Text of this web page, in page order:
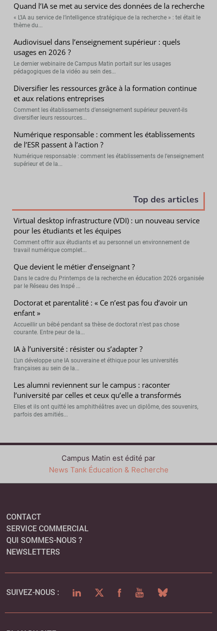
Quand l’IA se met au service des données de la recherche
« L’IA au service de l’intelligence stratégique de la recherche » : tel était le
thème du...
Audiovisuel dans l’enseignement supérieur : quels
usages en 2026 ?
Le dernier webinaire de Campus Matin portait sur les usages
pédagogiques de la vidéo au sein des...
Diversifier les ressources grâce à la formation continue
et aux relations entreprises
Comment les établissements d’enseignement supérieur peuvent-ils
diversifier leurs ressources...
Numérique responsable : comment les établissements
de l’ESR passent à l’action ?
Numérique responsable : comment les établissements de l’enseignement
supérieur et de la...
Top des articles
Virtual desktop infrastructure (VDI) : un nouveau service
pour les étudiants et les équipes
Comment offrir aux étudiants et au personnel un environnement de
travail numérique complet...
Que devient le métier d’enseignant ?
Dans le cadre du Printemps de la recherche en éducation 2026 organisée
par le Réseau des Inspé ...
Doctorat et parentalité : « Ce n’est pas fou d’avoir un
enfant »
Accueillir un bébé pendant sa thèse de doctorat n’est pas chose
courante. Entre peur de la...
IA à l’université : résister ou s’adapter ?
L’un développe une IA souveraine et éthique pour les universités
françaises au sein de la...
Les alumni reviennent sur le campus : raconter
l’université par celles et ceux qu’elle a transformés
Elles et ils ont quitté les amphithéâtres avec un diplôme, des souvenirs,
parfois des amitiés...
Campus Matin est édité par
News Tank Éducation & Recherche
CONTACT
SERVICE COMMERCIAL
QUI SOMMES-NOUS ?
NEWSLETTERS
SUIVEZ-NOUS : LINKEDINTWITTERFACEBOOKYOUTUBEBLUESKY